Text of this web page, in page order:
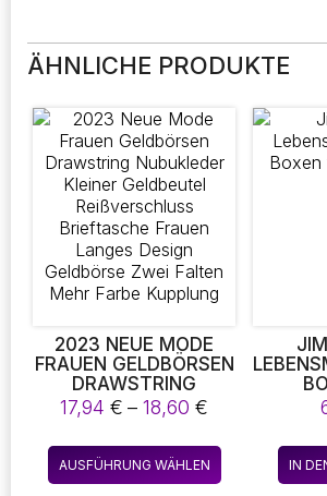
ÄHNLICHE PRODUKTE
2023 NEUE MODE
FRAUEN GELDBÖRSEN
DRAWSTRING
NUBUKLEDER KLEINER
GELDBEUTEL
REISSVERSCHLUSS B
RIEFTASCHE FRAUEN L
ANGES DESIGN G
17,94€ –18,60€ Preisspanne:
bis
18,60 €
AUSFÜHRUNG WÄHLEN
Dieses
Produkt
IN